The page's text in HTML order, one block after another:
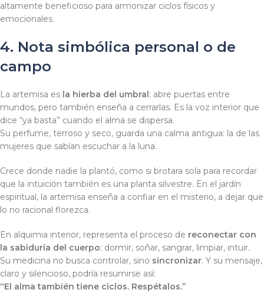
altamente beneficioso para armonizar ciclos físicos y
emocionales.
4. Nota simbólica personal o de
campo
La artemisa es la hierba del umbral : abre puertas entre
mundos, pero también enseña a cerrarlas. Es la voz interior que
dice “ya basta” cuando el alma se dispersa.
Su perfume, terroso y seco, guarda una calma antigua: la de las
mujeres que sabían escuchar a la luna.
Crece donde nadie la plantó, como si brotara sola para recordar
que la intuición también es una planta silvestre. En el jardín
espiritual, la artemisa enseña a confiar en el misterio, a dejar que
lo no racional florezca.
En alquimia interior, representa el proceso de reconectar con
la sabiduría del cuerpo: dormir, soñar, sangrar, limpiar, intuir.
Su medicina no busca controlar, sino sincronizar. Y su mensaje,
claro y silencioso, podría resumirse así:
“El alma también tiene ciclos. Respétalos.”